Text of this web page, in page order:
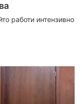
работи интензивно